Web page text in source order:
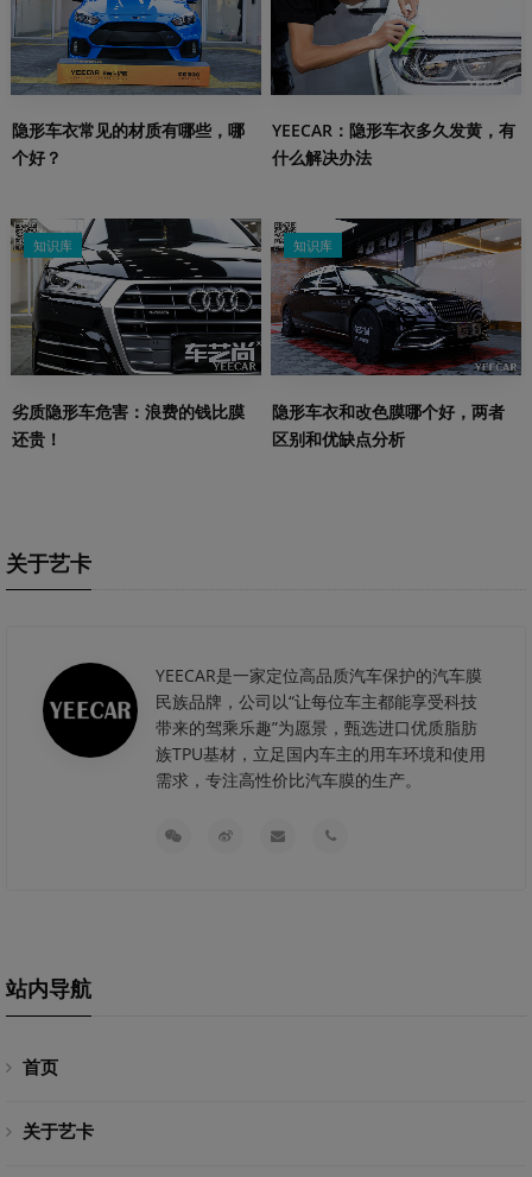
隐形车衣常见的材质有哪些，哪
个好？
YEECAR：隐形车衣多久发黄，有
什么解决办法
知识库
劣质隐形车危害：浪费的钱比膜
还贵！
知识库
隐形车衣和改色膜哪个好，两者
区别和优缺点分析
关于艺卡
YEECAR是一家定位高品质汽车保护的汽车膜
民族品牌，公司以“让每位车主都能享受科技
带来的驾乘乐趣”为愿景，甄选进口优质脂肪
族TPU基材，立足国内车主的用车环境和使用
需求，专注高性价比汽车膜的生产。
站内导航
首页
关于艺卡